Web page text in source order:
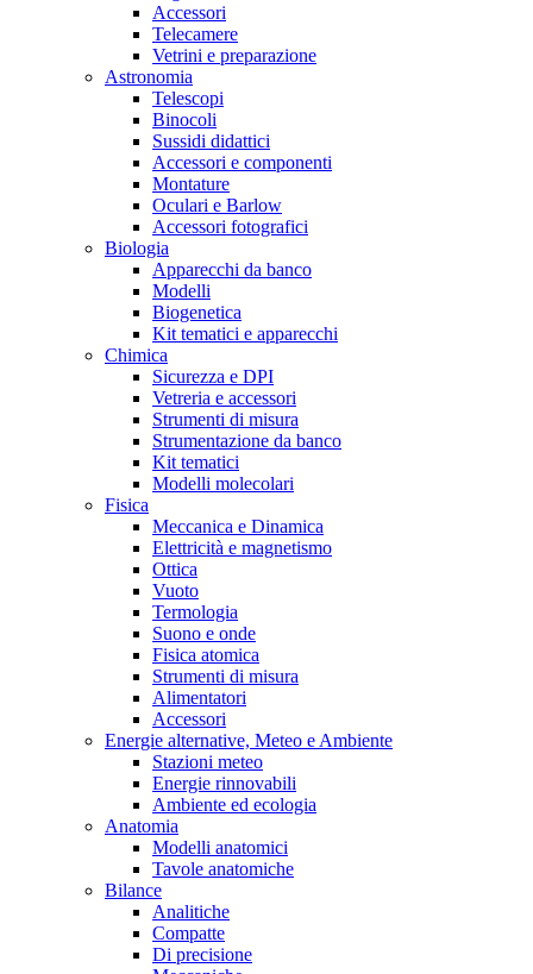
Accessori
Telecamere
Vetrini e preparazione
Astronomia
Telescopi
Binocoli
Sussidi didattici
Accessori e componenti
Montature
Oculari e Barlow
Accessori fotografici
Biologia
Apparecchi da banco
Modelli
Biogenetica
Kit tematici e apparecchi
Chimica
Sicurezza e DPI
Vetreria e accessori
Strumenti di misura
Strumentazione da banco
Kit tematici
Modelli molecolari
Fisica
Meccanica e Dinamica
Elettricità e magnetismo
Ottica
Vuoto
Termologia
Suono e onde
Fisica atomica
Strumenti di misura
Alimentatori
Accessori
Energie alternative, Meteo e Ambiente
Stazioni meteo
Energie rinnovabili
Ambiente ed ecologia
Anatomia
Modelli anatomici
Tavole anatomiche
Bilance
Analitiche
Compatte
Di precisione